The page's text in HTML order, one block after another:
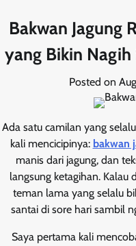
Bakwan Jagung
yang Bikin
Posted on
Ada satu camilan yang
kali mencicipinya: bakwan
manis dari jagung, dan
langsung ketagihan. Kalau
teman lama yang selalu
santai di sore hari sambil
Saya pertama kali